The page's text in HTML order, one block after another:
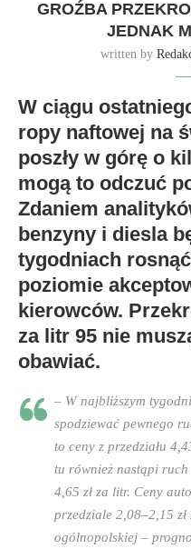
GROŹBA
JEDNAK
written by
W ciągu
ropy naftowej na
poszły w górę o
mogą to odczuć
Zdaniem
benzyny i diesla
tygodniach
poziomie
kierowców.
za litr 95 nie
obawiać.
– W najbliższym
spodziewać pewnego
to ceny z przedziału
tu również nastąpi
4,65 zł za litr. Ceny
przedziale 2,08–2,15
ogólnopolskiej –